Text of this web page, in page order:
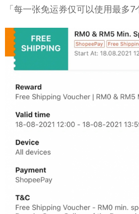
「每一张免运券仅可以使用最多7